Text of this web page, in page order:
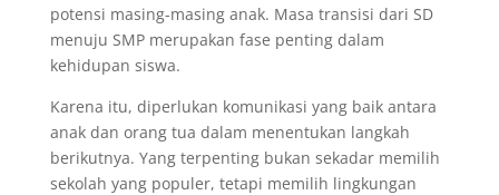
potensi masing-masing anak. Masa transisi dari SD
menuju SMP merupakan fase penting dalam
kehidupan siswa.
Karena itu, diperlukan komunikasi yang baik antara
anak dan orang tua dalam menentukan langkah
berikutnya. Yang terpenting bukan sekadar memilih
sekolah yang populer, tetapi memilih lingkungan